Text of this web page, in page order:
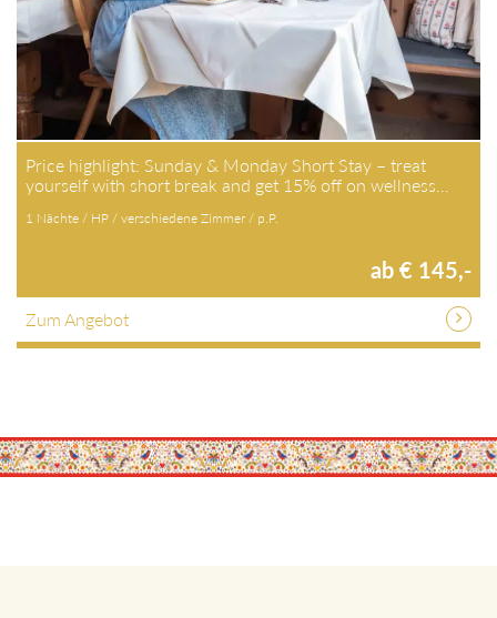
Price highlight: Sunday & Monday Short Stay – treat
yourself with short break and get 15% off on wellness…
1 Nächte / HP / verschiedene Zimmer / p.P.
ab € 145,-
Zum Angebot